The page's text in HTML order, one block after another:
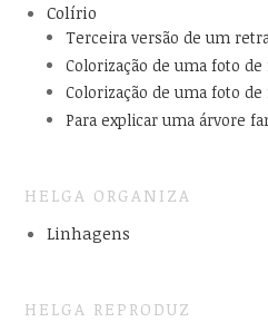
Colírio
Terceira versão de um
Colorização de uma foto de
Colorização de uma foto de
Para explicar uma árvore
HELGA ORGANIZA
Linhagens
HELGA REPRODUZ